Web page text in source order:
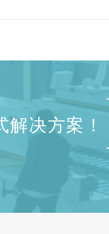
，六面钻一次定位可以完成加工
决方案！